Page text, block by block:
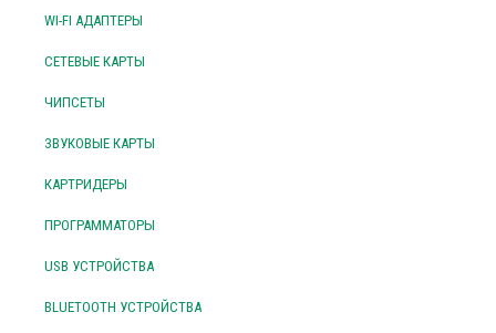
WI-FI АДАПТЕРЫ
СЕТЕВЫЕ КАРТЫ
ЧИПСЕТЫ
ЗВУКОВЫЕ КАРТЫ
КАРТРИДЕРЫ
ПРОГРАММАТОРЫ
USB УСТРОЙСТВА
BLUETOOTH УСТРОЙСТВА